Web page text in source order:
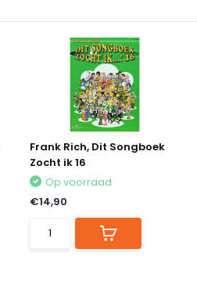
Frank Rich, Dit Songboek
Zocht ik 16
Op voorraad
€14,90